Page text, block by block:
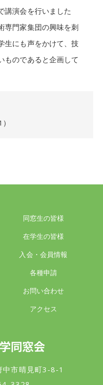
講演会を行いました
専門家集団の興味を刺
生にも声をかけて、技
ものであると企画して
同窓生の皆様
在学生の皆様
入会・会員情報
各種申請
お問い合わせ
アクセス
市晴見町3-8-1